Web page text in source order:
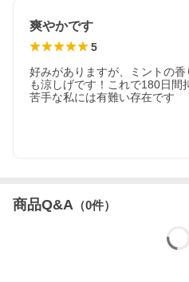
爽やかです
5
好みがありますが、ミントの
も涼しげです！これで180日間
苦手な私には有難い存在です
商品Q&A （0件）